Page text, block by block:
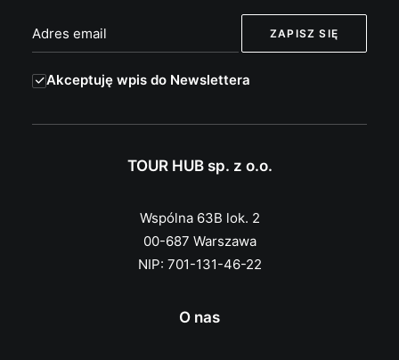
Akceptuję wpis do Newslettera
TOUR HUB sp. z o.o.
Wspólna 63B lok. 2
00-687 Warszawa
NIP: 701-131-46-22
O nas